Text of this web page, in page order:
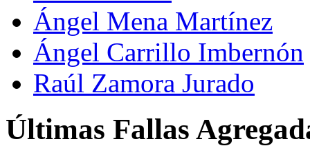
Ángel Mena Martínez
Ángel Carrillo Imbernón
Raúl Zamora Jurado
Últimas Fallas